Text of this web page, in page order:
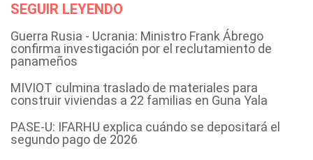
SEGUIR LEYENDO
Guerra Rusia - Ucrania: Ministro Frank Ábrego
confirma investigación por el reclutamiento de
panameños
MIVIOT culmina traslado de materiales para
construir viviendas a 22 familias en Guna Yala
PASE-U: IFARHU explica cuándo se depositará el
segundo pago de 2026